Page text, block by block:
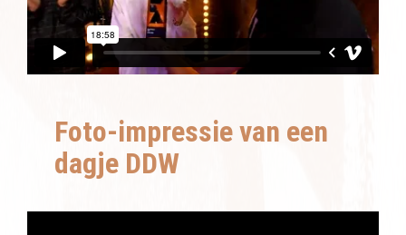
Foto-impressie van een
dagje DDW